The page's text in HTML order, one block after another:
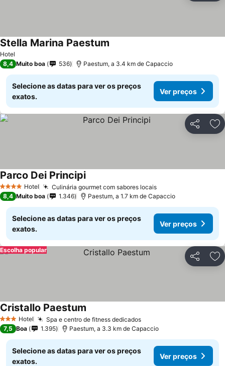
Hotel
Stella Marina Paestum
8,4 Muito boa 536 Paestum, a 3.4 km de Capaccio
Selecione as datas para ver os preços
exatos.
Ver preços
Partilhar
4 EstrelasHotel Culinária gourmet com sabores locais
Parco Dei Principi
8,4 Muito boa 1.346 Paestum, a 1.7 km de Capaccio
Selecione as datas para ver os preços
exatos.
Ver preços
Partilhar
Escolha popular
3 EstrelasHotel Spa e centro de fitness dedicados
Cristallo Paestum
7,5 Boa 1.395 Paestum, a 3.3 km de Capaccio
Selecione as datas para ver os preços
exatos.
Ver preços